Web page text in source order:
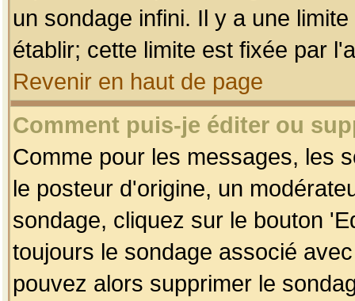
un sondage infini. Il y a une
établir; cette limite est fixée par
Revenir en haut de page
Comment puis-je éditer ou
Comme pour les messages, les
le posteur d'origine, un
sondage, cliquez sur le bouton
toujours le sondage associé
pouvez alors supprimer le